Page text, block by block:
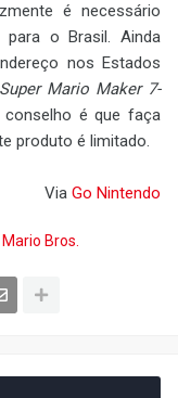
é necessário
o Brasil. Ainda
nos Estados
Super Mario Maker 7-
é que faça
produto é limitado.
Via Go Nintendo
Bros.